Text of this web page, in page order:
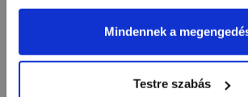
Mindennek a
Testre szabás
hírekről, kedvezményekről és